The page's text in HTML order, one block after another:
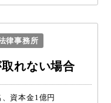
律事務所
れない場合
資本金1億円